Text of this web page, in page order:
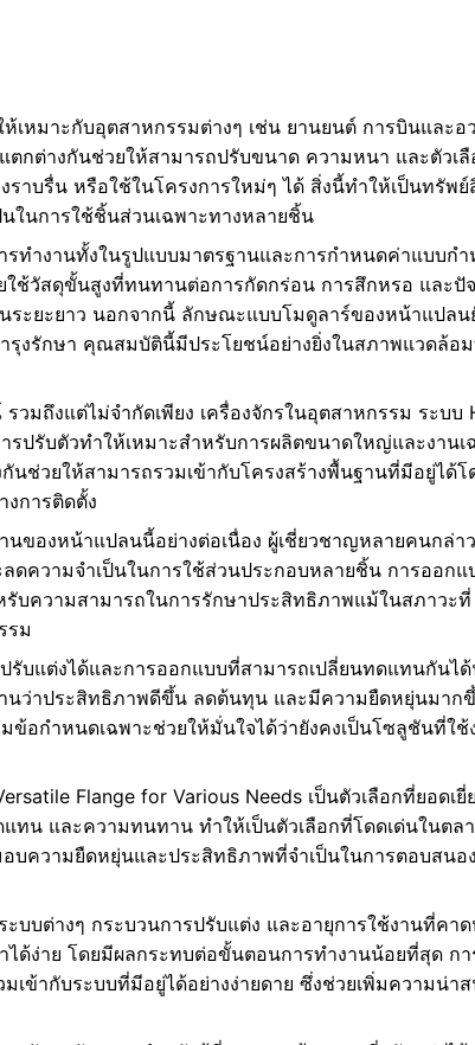
หมาะกับอุตสาหกรรมต่างๆ เช่น ยานยนต์ การบินและอ
กต่างกันช่วยให้สามารถปรับขนาด ความหนา และตัวเลื
ราบรื่น หรือใช้ในโครงการใหม่ๆ ได้ สิ่งนี้ทำให้เป็นทรัพ
ในการใช้ชิ้นส่วนเฉพาะทางหลายชิ้น
ทำงานทั้งในรูปแบบมาตรฐานและการกำหนดค่าแบบก
ช้วัสดุขั้นสูงที่ทนทานต่อการกัดกร่อน การสึกหรอ และปั
ระยะยาว นอกจากนี้ ลักษณะแบบโมดูลาร์ของหน้าแปลน
รุงรักษา คุณสมบัตินี้มีประโยชน์อย่างยิ่งในสภาพแวดล้อ
ถึงแต่ไม่จำกัดเพียง เครื่องจักรในอุตสาหกรรม ระบบ
ปรับตัวทำให้เหมาะสำหรับการผลิตขนาดใหญ่และงานเ
ช่วยให้สามารถรวมเข้ากับโครงสร้างพื้นฐานที่มีอยู่ได้โ
การติดตั้ง
ของหน้าแปลนนี้อย่างต่อเนื่อง ผู้เชี่ยวชาญหลายคนกล่า
ความจำเป็นในการใช้ส่วนประกอบหลายชิ้น การออกแ
บความสามารถในการรักษาประสิทธิภาพแม้ในสภาวะที่
รม
บแต่งได้และการออกแบบที่สามารถเปลี่ยนทดแทนกันไ
นว่าประสิทธิภาพดีขึ้น ลดต้นทุน และมีความยืดหยุ่นมาก
อกำหนดเฉพาะช่วยให้มั่นใจได้ว่ายังคงเป็นโซลูชันที่ใช้
Flange for Various Needs เป็นตัวเลือกที่ยอดเยี่
ทน และความทนทาน ทำให้เป็นตัวเลือกที่โดดเด่นในตล
ความยืดหยุ่นและประสิทธิภาพที่จำเป็นในการตอบสนอ
บต่างๆ กระบวนการปรับแต่ง และอายุการใช้งานที่คาด
ง่าย โดยมีผลกระทบต่อขั้นตอนการทำงานน้อยที่สุด กา
ข้ากับระบบที่มีอยู่ได้อย่างง่ายดาย ซึ่งช่วยเพิ่มความน่าส